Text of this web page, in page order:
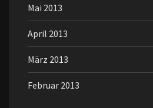
Mai 2013
April 2013
März 2013
Februar 2013